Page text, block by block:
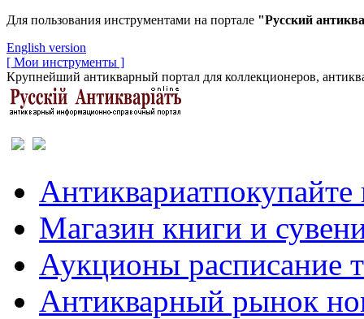
Для пользования инструментами на портале "Русский
English version
[ Мои инструменты ]
Крупнейший антикварный портал для коллекционеров,
Антиквариатпокупайте
Магазин книги и
Аукционы расписание
Антикварный рынок